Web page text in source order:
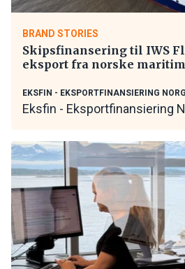
BRAND STORIES
Skipsfinansering til IWS
eksport fra norske
EKSFIN - EKSPORTFINANSIERING
Eksfin - Eksportfinansiering